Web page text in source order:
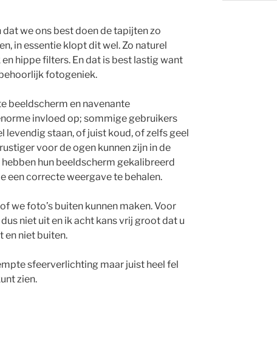
we ons best doen de tapijten zo
in essentie klopt dit wel. Zo naturel
hippe filters. En dat is best lastig want
fotogeniek.
beeldscherm en navenante
invloed op; sommige gebruikers
levendig staan, of juist koud, of zelfs geel
voor de ogen kunnen zijn in de
hun beeldscherm gekalibreerd
een correcte weergave te behalen.
we foto’s buiten kunnen maken. Voor
niet uit en ik acht kans vrij groot dat u
en niet buiten.
sfeerverlichting maar juist heel fel
zien.